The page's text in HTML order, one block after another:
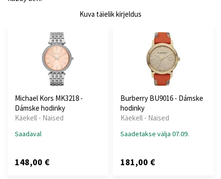
Kuva täielik kirjeldus
Michael Kors MK3218 -
Dámske hodinky
Käekell - Naised
Saadaval
148,00 €
Burberry BU9016 - Dámske
hodinky
Käekell - Naised
Saadetakse välja 07.09.
181,00 €